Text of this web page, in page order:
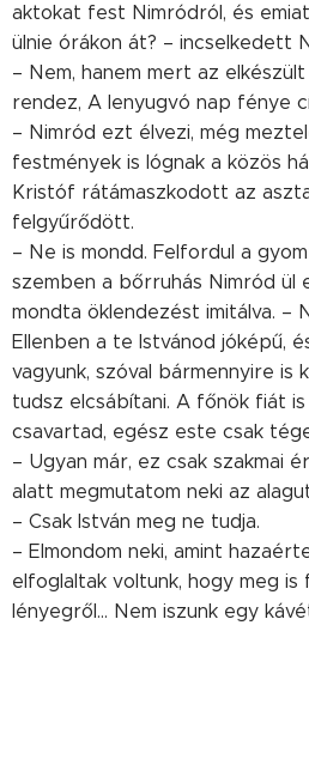
aktokat fest Nimródról, és
ülnie órákon át? – incselkedett
– Nem, hanem mert az
rendez, A lenyugvó nap fénye
– Nimród ezt élvezi, még
festmények is lógnak a közös
Kristóf rátámaszkodott az
felgyűrődött.
– Ne is mondd. Felfordul a
szemben a bőrruhás Nimród ül
mondta öklendezést imitálva. –
Ellenben a te Istvánod jóképű,
vagyunk, szóval bármennyire is
tudsz elcsábítani. A főnök fiát
csavartad, egész este csak
– Ugyan már, ez csak szakmai
alatt megmutatom neki az
– Csak István meg ne tudja.
– Elmondom neki, amint
elfoglaltak voltunk, hogy meg is
lényegről... Nem iszunk egy